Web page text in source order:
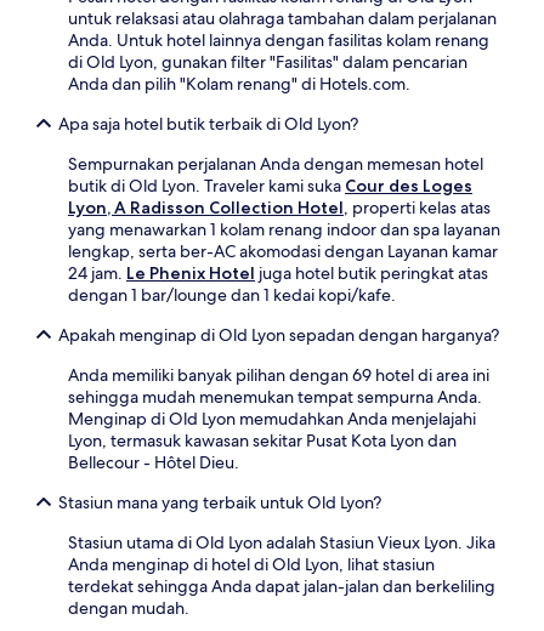
untuk relaksasi atau olahraga tambahan dalam perjalanan
Anda. Untuk hotel lainnya dengan fasilitas kolam renang
di Old Lyon, gunakan filter "Fasilitas" dalam pencarian
Anda dan pilih "Kolam renang" di Hotels.com.
Apa saja hotel butik terbaik di Old Lyon?
Sempurnakan perjalanan Anda dengan memesan hotel
butik di Old Lyon. Traveler kami suka Cour des Loges
Lyon, A Radisson Collection Hotel, properti kelas atas
yang menawarkan 1 kolam renang indoor dan spa layanan
lengkap, serta ber-AC akomodasi dengan Layanan kamar
24 jam. Le Phenix Hotel juga hotel butik peringkat atas
dengan 1 bar/lounge dan 1 kedai kopi/kafe.
Apakah menginap di Old Lyon sepadan dengan harganya?
Anda memiliki banyak pilihan dengan 69 hotel di area ini
sehingga mudah menemukan tempat sempurna Anda.
Menginap di Old Lyon memudahkan Anda menjelajahi
Lyon, termasuk kawasan sekitar Pusat Kota Lyon dan
Bellecour - Hôtel Dieu.
Stasiun mana yang terbaik untuk Old Lyon?
Stasiun utama di Old Lyon adalah Stasiun Vieux Lyon. Jika
Anda menginap di hotel di Old Lyon, lihat stasiun
terdekat sehingga Anda dapat jalan-jalan dan berkeliling
dengan mudah.